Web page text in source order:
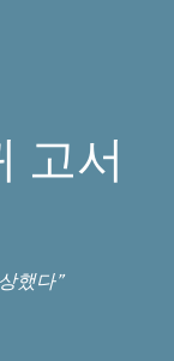
고서
했다”